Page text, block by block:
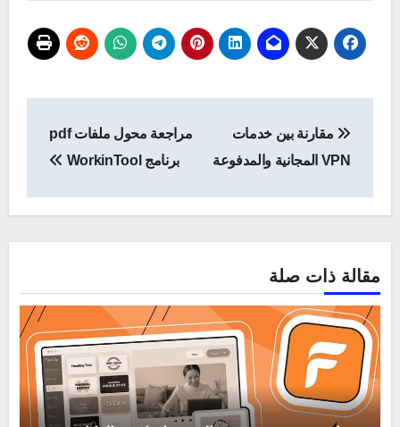
المقالات
مقارنة بين خدمات
VPN المجانية والمدفوعة
مراجعة محول ملفات pdf
برنامج WorkinTool
مقالة ذات صلة